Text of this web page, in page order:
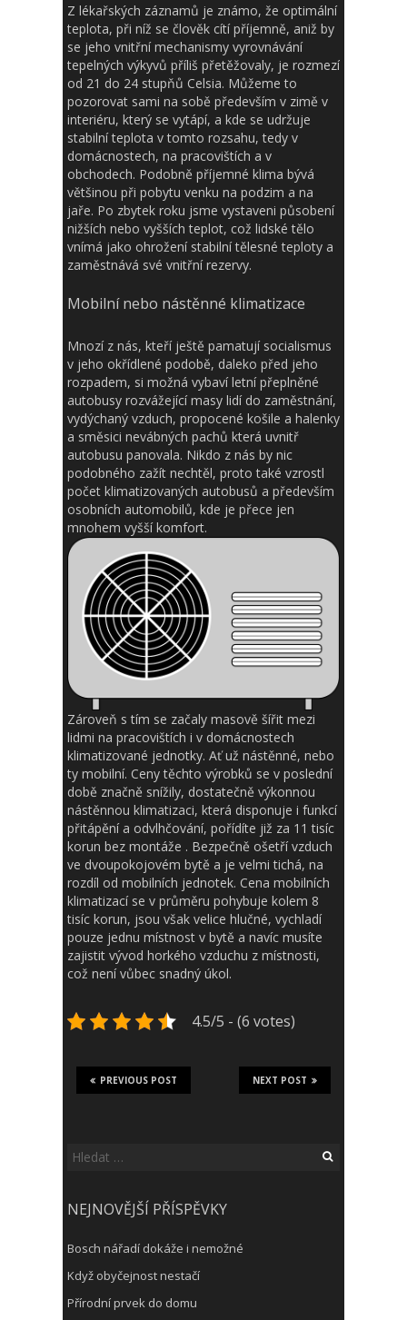
Z lékařských záznamů je známo, že optimální
teplota, při níž se člověk cítí příjemně, aniž by
se jeho vnitřní mechanismy vyrovnávání
tepelných výkyvů příliš přetěžovaly, je rozmezí
od 21 do 24 stupňů Celsia. Můžeme to
pozorovat sami na sobě především v zimě v
interiéru, který se vytápí, a kde se udržuje
stabilní teplota v tomto rozsahu, tedy v
domácnostech, na pracovištích a v
obchodech. Podobně příjemné klima bývá
většinou při pobytu venku na podzim a na
jaře. Po zbytek roku jsme vystaveni působení
nižších nebo vyšších teplot, což lidské tělo
vnímá jako ohrožení stabilní tělesné teploty a
zaměstnává své vnitřní rezervy.
Mobilní nebo nástěnné klimatizace
Mnozí z nás, kteří ještě pamatují socialismus
v jeho okřídlené podobě, daleko před jeho
rozpadem, si možná vybaví letní přeplněné
autobusy rozvážející masy lidí do zaměstnání,
vydýchaný vzduch, propocené košile a halenky
a směsici nevábných pachů která uvnitř
autobusu panovala. Nikdo z nás by nic
podobného zažít nechtěl, proto také vzrostl
počet klimatizovaných autobusů a především
osobních automobilů, kde je přece jen
mnohem vyšší komfort.
Zároveň s tím se začaly masově šířit mezi
lidmi na pracovištích i v domácnostech
klimatizované jednotky. Ať už nástěnné, nebo
ty mobilní. Ceny těchto výrobků se v poslední
době značně snížily, dostatečně výkonnou
nástěnnou klimatizaci, která disponuje i funkcí
přitápění a odvlhčování, pořídíte již za 11 tisíc
korun bez montáže . Bezpečně ošetří vzduch
ve dvoupokojovém bytě a je velmi tichá, na
rozdíl od mobilních jednotek. Cena mobilních
klimatizací se v průměru pohybuje kolem 8
tisíc korun, jsou však velice hlučné, vychladí
pouze jednu místnost v bytě a navíc musíte
zajistit vývod horkého vzduchu z místnosti,
což není vůbec snadný úkol.
4.5/5 - (6 votes)
NEXT POST
PREVIOUS POST
Vyhledávání
NEJNOVĚJŠÍ PŘÍSPĚVKY
Bosch nářadí dokáže i nemožné
Když obyčejnost nestačí
Přírodní prvek do domu